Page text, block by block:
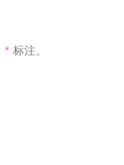
* 标注。